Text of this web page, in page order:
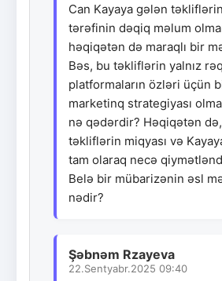
Can Kayaya gələn
tərəfinin dəqiq məlum
həqiqətən də maraqlı bir
Bəs, bu təkliflərin yalnız
platformaların özləri üçün
marketinq strategiyası
nə qədərdir? Həqiqətən
təkliflərin miqyası və
tam olaraq necə
Belə bir mübarizənin əsl
nədir?
Şəbnəm Rzayeva
22.Sentyabr.2025 09:40